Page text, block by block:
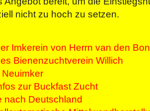
nicht zu hoch zu setzen.
Imkerein von Herrn van den
Bienenzuchtverein Willich
Neuimker
zur Buckfast Zucht
nach Deutschland